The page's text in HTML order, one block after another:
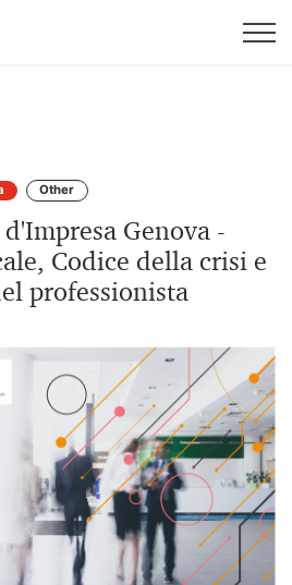
Other
Genova -
Codice della crisi e
professionista